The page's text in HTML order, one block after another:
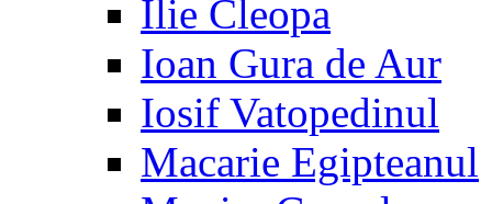
Ilie Cleopa
Ioan Gura de Aur
Iosif Vatopedinul
Macarie Egipteanul